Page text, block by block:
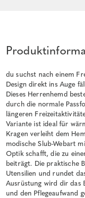
du suchst nach einem
Design direkt ins Auge
Dieses Herrenhemd
durch die normale
längeren
Variante ist ideal für
Kragen verleiht dem
modische Slub-Webart
Optik schafft, die zu
beiträgt. Die praktische
Utensilien und rundet
Ausrüstung wird dir das
und den Pflegeaufwand